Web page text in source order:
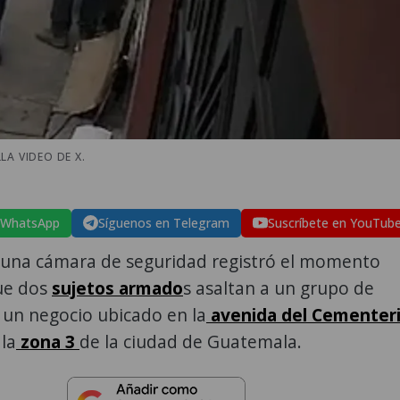
VIDEO DE X.
Síguenos en Telegram Suscríbete en
cámara de seguridad registró el momento
dos sujetos armados asaltan a un grupo de
negocio ubicado en la avenida del
zona 3 de la ciudad de Guatemala.